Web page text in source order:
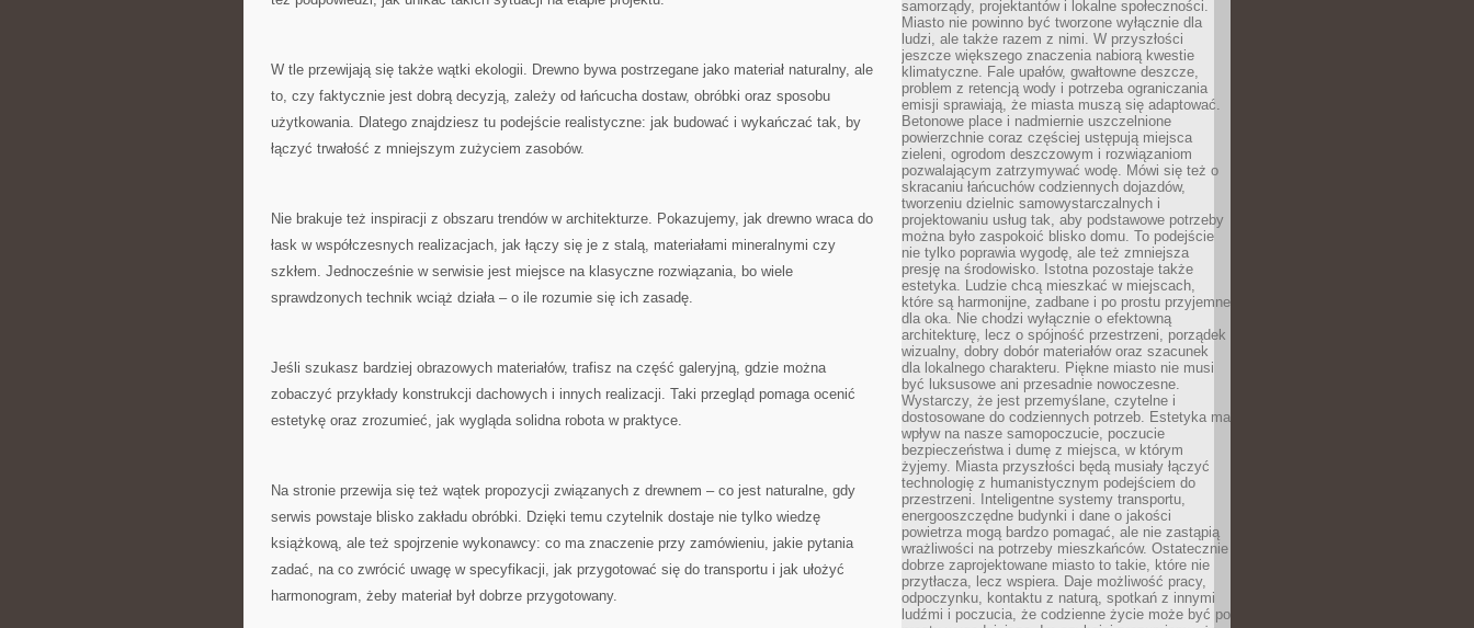
W tle przewijają się także wątki ekologii. Drewno bywa postrzegane jako materiał naturalny, ale
to, czy faktycznie jest dobrą decyzją, zależy od łańcucha dostaw, obróbki oraz sposobu
użytkowania. Dlatego znajdziesz tu podejście realistyczne: jak budować i wykańczać tak, by
łączyć trwałość z mniejszym zużyciem zasobów.
Nie brakuje też inspiracji z obszaru trendów w architekturze. Pokazujemy, jak drewno wraca do
łask w współczesnych realizacjach, jak łączy się je z stalą, materiałami mineralnymi czy
szkłem. Jednocześnie w serwisie jest miejsce na klasyczne rozwiązania, bo wiele
sprawdzonych technik wciąż działa – o ile rozumie się ich zasadę.
Jeśli szukasz bardziej obrazowych materiałów, trafisz na część galeryjną, gdzie można
zobaczyć przykłady konstrukcji dachowych i innych realizacji. Taki przegląd pomaga ocenić
estetykę oraz zrozumieć, jak wygląda solidna robota w praktyce.
Na stronie przewija się też wątek propozycji związanych z drewnem – co jest naturalne, gdy
serwis powstaje blisko zakładu obróbki. Dzięki temu czytelnik dostaje nie tylko wiedzę
książkową, ale też spojrzenie wykonawcy: co ma znaczenie przy zamówieniu, jakie pytania
zadać, na co zwrócić uwagę w specyfikacji, jak przygotować się do transportu i jak ułożyć
harmonogram, żeby materiał był dobrze przygotowany.
samorządy, projektantów i lokalne społeczności.
Miasto nie powinno być tworzone wyłącznie dla
ludzi, ale także razem z nimi. W przyszłości
jeszcze większego znaczenia nabiorą kwestie
klimatyczne. Fale upałów, gwałtowne deszcze,
problem z retencją wody i potrzeba ograniczania
emisji sprawiają, że miasta muszą się adaptować.
Betonowe place i nadmiernie uszczelnione
powierzchnie coraz częściej ustępują miejsca
zieleni, ogrodom deszczowym i rozwiązaniom
pozwalającym zatrzymywać wodę. Mówi się też o
skracaniu łańcuchów codziennych dojazdów,
tworzeniu dzielnic samowystarczalnych i
projektowaniu usług tak, aby podstawowe potrzeby
można było zaspokoić blisko domu. To podejście
nie tylko poprawia wygodę, ale też zmniejsza
presję na środowisko. Istotna pozostaje także
estetyka. Ludzie chcą mieszkać w miejscach,
które są harmonijne, zadbane i po prostu przyjemne
dla oka. Nie chodzi wyłącznie o efektowną
architekturę, lecz o spójność przestrzeni, porządek
wizualny, dobry dobór materiałów oraz szacunek
dla lokalnego charakteru. Piękne miasto nie musi
być luksusowe ani przesadnie nowoczesne.
Wystarczy, że jest przemyślane, czytelne i
dostosowane do codziennych potrzeb. Estetyka ma
wpływ na nasze samopoczucie, poczucie
bezpieczeństwa i dumę z miejsca, w którym
żyjemy. Miasta przyszłości będą musiały łączyć
technologię z humanistycznym podejściem do
przestrzeni. Inteligentne systemy transportu,
energooszczędne budynki i dane o jakości
powietrza mogą bardzo pomagać, ale nie zastąpią
wrażliwości na potrzeby mieszkańców. Ostatecznie
dobrze zaprojektowane miasto to takie, które nie
przytłacza, lecz wspiera. Daje możliwość pracy,
odpoczynku, kontaktu z naturą, spotkań z innymi
ludźmi i poczucia, że codzienne życie może być po